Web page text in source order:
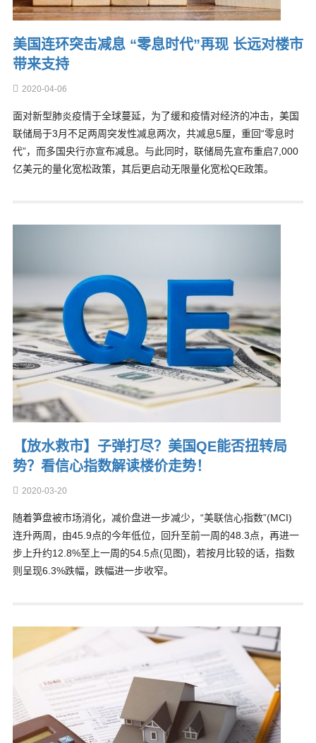
美国连环突击减息 “零息时代”再现 长远对楼市
带来支持
2020-04-06
面对新型肺炎疫情于全球蔓延，为了缓和疫情对经济的冲击，美国
联储局于3月不足两周突发性减息两次，共减息5厘，重回“零息时
代”，而多国央行亦宣布减息。与此同时，联储局先宣布重启7,000
亿美元的量化宽松政策，其后更启动无限量化宽松QE政策。
【放水救市】子弹打尽？美国QE能否扭转局
势？看信心指数解读楼价走势！
2020-03-20
随着笋盘被市场消化，减价盘进一步减少，“美联信心指数”(MCI)
连升两周，由45.9点的今年低位，回升至前一周的48.3点，再进一
步上升约12.8%至上一周的54.5点(见图)，若按月比较的话，指数
则呈现6.3%跌幅，跌幅进一步收窄。